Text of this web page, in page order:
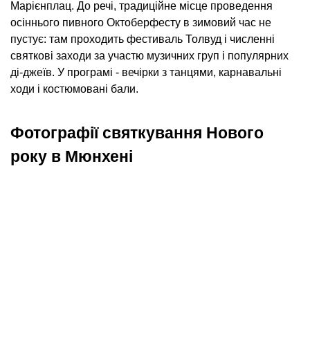
Марієнплац. До речі, традиційне місце проведення
осіннього пивного Октоберфесту в зимовий час не
пустує: там проходить фестиваль Толвуд і численні
святкові заходи за участю музичних груп і популярних
ді-джеїв. У програмі - вечірки з танцями, карнавальні
ходи і костюмовані бали.
Фотографії святкування Нового
року в Мюнхені